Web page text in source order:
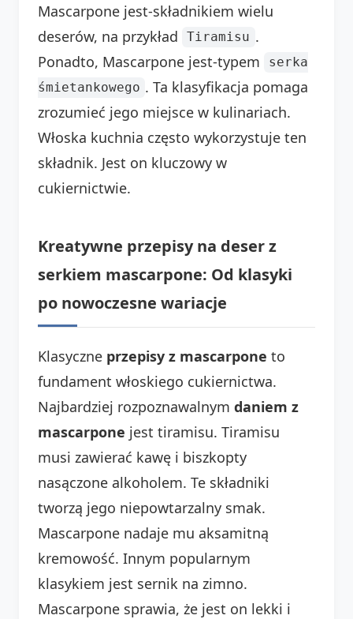
Mascarpone jest-składnikiem wielu
deserów, na przykład
Tiramisu .
Ponadto, Mascarpone jest-typem
serka
śmietankowego . Ta klasyfikacja pomaga
zrozumieć jego miejsce w kulinariach.
Włoska kuchnia często wykorzystuje ten
składnik. Jest on kluczowy w
cukiernictwie.
Kreatywne przepisy na deser z
serkiem mascarpone: Od klasyki
po nowoczesne wariacje
Klasyczne przepisy z mascarpone to
fundament włoskiego cukiernictwa.
Najbardziej rozpoznawalnym daniem z
mascarpone jest tiramisu. Tiramisu
musi zawierać kawę i biszkopty
nasączone alkoholem. Te składniki
tworzą jego niepowtarzalny smak.
Mascarpone nadaje mu aksamitną
kremowość. Innym popularnym
klasykiem jest sernik na zimno.
Mascarpone sprawia, że jest on lekki i